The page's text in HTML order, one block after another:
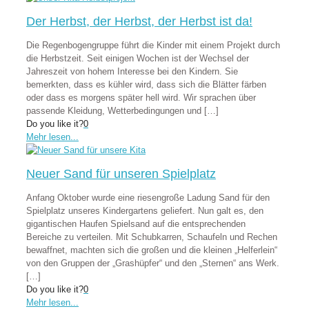
Der Herbst, der Herbst, der Herbst ist da!
Die Regenbogengruppe führt die Kinder mit einem Projekt durch
die Herbstzeit. Seit einigen Wochen ist der Wechsel der
Jahreszeit von hohem Interesse bei den Kindern. Sie
bemerkten, dass es kühler wird, dass sich die Blätter färben
oder dass es morgens später hell wird. Wir sprachen über
passende Kleidung, Wetterbedingungen und […]
Do you like it?0
Mehr lesen...
Neuer Sand für unseren Spielplatz
Anfang Oktober wurde eine riesengroße Ladung Sand für den
Spielplatz unseres Kindergartens geliefert. Nun galt es, den
gigantischen Haufen Spielsand auf die entsprechenden
Bereiche zu verteilen. Mit Schubkarren, Schaufeln und Rechen
bewaffnet, machten sich die großen und die kleinen „Helferlein“
von den Gruppen der „Grashüpfer“ und den „Sternen“ ans Werk.
[…]
Do you like it?0
Mehr lesen...